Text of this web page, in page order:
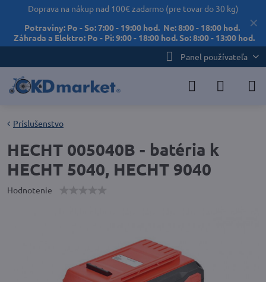
✕
Doprava na nákup nad 100€ zadarmo (pre tovar do 30 kg)
Potraviny: Po - So: 7:00 - 19:00 hod. Ne: 8:00 - 18:00 hod.
Záhrada a Elektro: Po - Pi: 9:00 - 18:00 hod. So: 8:00 - 13:00 hod.
Panel používateľa
Príslušenstvo
HECHT 005040B - batéria k
HECHT 5040, HECHT 9040
Hodnotenie